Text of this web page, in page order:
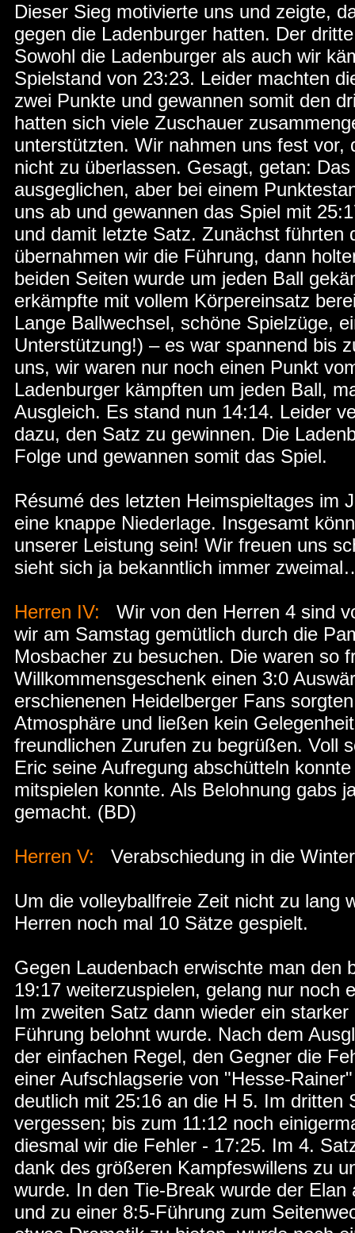
Dieser Sieg motivierte uns und zeigte,
gegen die Ladenburger hatten. Der
Sowohl die Ladenburger als auch wir
Spielstand von 23:23. Leider machten
zwei Punkte und gewannen somit den
hatten sich viele Zuschauer
unterstützten. Wir nahmen uns fest vor,
nicht zu überlassen. Gesagt, getan:
ausgeglichen, aber bei einem
uns ab und gewannen das Spiel mit
und damit letzte Satz. Zunächst führten
übernahmen wir die Führung, dann
beiden Seiten wurde um jeden Ball
erkämpfte mit vollem Körpereinsatz
Lange Ballwechsel, schöne Spielzüge,
Unterstützung!) – es war spannend bis
uns, wir waren nur noch einen Punkt
Ladenburger kämpften um jeden Ball,
Ausgleich. Es stand nun 14:14. Leider
dazu, den Satz zu gewinnen. Die
Folge und gewannen somit das Spiel.
Résumé des letzten Heimspieltages im
eine knappe Niederlage. Insgesamt
unserer Leistung sein! Wir freuen uns
sieht sich ja bekanntlich immer
Herren IV:
Wir von den Herren 4 sind
wir am Samstag gemütlich durch die
Mosbacher zu besuchen. Die waren so
Willkommensgeschenk einen 3:0
erschienenen Heidelberger Fans
Atmosphäre und ließen kein
freundlichen Zurufen zu begrüßen. Voll
Eric seine Aufregung abschütteln
mitspielen konnte. Als Belohnung gabs
gemacht. (BD)
Herren V: Verabschiedung in die
Um die volleyballfreie Zeit nicht zu lang
Herren noch mal 10 Sätze gespielt.
Gegen Laudenbach erwischte man den
19:17 weiterzuspielen, gelang nur noch
Im zweiten Satz dann wieder ein
Führung belohnt wurde. Nach dem
der einfachen Regel, den Gegner die
einer Aufschlagserie von "Hesse-
deutlich mit 25:16 an die H 5. Im dritten
vergessen; bis zum 11:12 noch
diesmal wir die Fehler - 17:25. Im 4.
dank des größeren Kampfeswillens zu
wurde. In den Tie-Break wurde der
und zu einer 8:5-Führung zum